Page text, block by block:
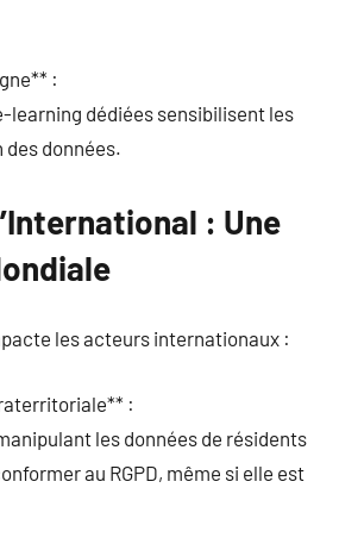
:
learning dédiées sensibilisent les
des données.
: Une
les acteurs internationaux :
:
les données de résidents
au RGPD, même si elle est